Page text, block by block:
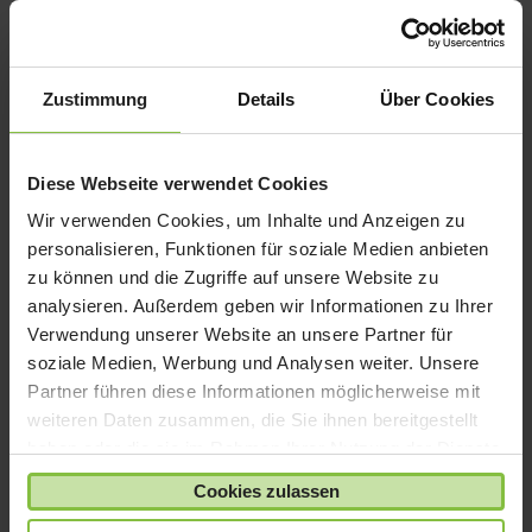
Zustimmung Details Über Cookies
Diese Webseite verwendet Cookies
Wir verwenden Cookies, um Inhalte und Anzeigen zu
personalisieren, Funktionen für soziale Medien anbieten
zu können und die Zugriffe auf unsere Website zu
analysieren. Außerdem geben wir Informationen zu Ihrer
Verwendung unserer Website an unsere Partner für
soziale Medien, Werbung und Analysen weiter. Unsere
Partner führen diese Informationen möglicherweise mit
weiteren Daten zusammen, die Sie ihnen bereitgestellt
gesammelt haben.
Cookies zulassen
Das
könnt
auch gefallen …